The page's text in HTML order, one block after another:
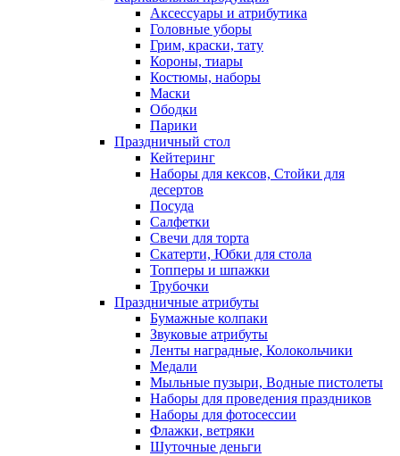
Аксессуары и атрибутика
Головные уборы
Грим, краски, тату
Короны, тиары
Костюмы, наборы
Маски
Ободки
Парики
Праздничный стол
Кейтеринг
Наборы для кексов, Стойки для
десертов
Посуда
Салфетки
Свечи для торта
Скатерти, Юбки для стола
Топперы и шпажки
Трубочки
Праздничные атрибуты
Бумажные колпаки
Звуковые атрибуты
Ленты наградные, Колокольчики
Медали
Мыльные пузыри, Водные пистолеты
Наборы для проведения праздников
Наборы для фотосессии
Флажки, ветряки
Шуточные деньги